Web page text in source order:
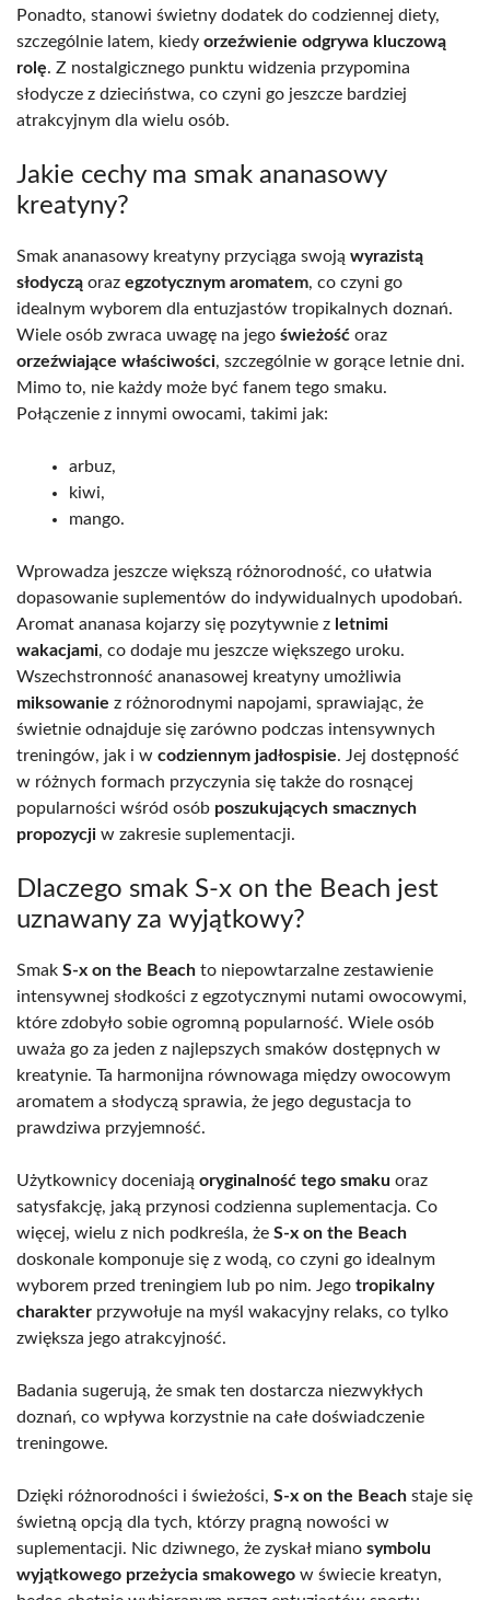
Ponadto, stanowi świetny dodatek do codziennej diety,
szczególnie latem, kiedy orzeźwienie odgrywa kluczową
rolę. Z nostalgicznego punktu widzenia przypomina
słodycze z dzieciństwa, co czyni go jeszcze bardziej
atrakcyjnym dla wielu osób.
Jakie cechy ma smak ananasowy
kreatyny?
Smak ananasowy kreatyny przyciąga swoją wyrazistą
słodyczą oraz egzotycznym aromatem, co czyni go
idealnym wyborem dla entuzjastów tropikalnych doznań.
Wiele osób zwraca uwagę na jego świeżość oraz
orzeźwiające właściwości, szczególnie w gorące letnie dni.
Mimo to, nie każdy może być fanem tego smaku.
Połączenie z innymi owocami, takimi jak:
arbuz,
kiwi,
mango.
Wprowadza jeszcze większą różnorodność, co ułatwia
dopasowanie suplementów do indywidualnych upodobań.
Aromat ananasa kojarzy się pozytywnie z letnimi
wakacjami, co dodaje mu jeszcze większego uroku.
Wszechstronność ananasowej kreatyny umożliwia
miksowanie z różnorodnymi napojami, sprawiając, że
świetnie odnajduje się zarówno podczas intensywnych
treningów, jak i w codziennym jadłospisie. Jej dostępność
w różnych formach przyczynia się także do rosnącej
popularności wśród osób poszukujących smacznych
propozycji w zakresie suplementacji.
Dlaczego smak S-x on the Beach jest
uznawany za wyjątkowy?
Smak S-x on the Beach to niepowtarzalne zestawienie
intensywnej słodkości z egzotycznymi nutami owocowymi,
które zdobyło sobie ogromną popularność. Wiele osób
uważa go za jeden z najlepszych smaków dostępnych w
kreatynie. Ta harmonijna równowaga między owocowym
aromatem a słodyczą sprawia, że jego degustacja to
prawdziwa przyjemność.
Użytkownicy doceniają oryginalność tego smaku oraz
satysfakcję, jaką przynosi codzienna suplementacja. Co
więcej, wielu z nich podkreśla, że S-x on the Beach
doskonale komponuje się z wodą, co czyni go idealnym
wyborem przed treningiem lub po nim. Jego tropikalny
charakter przywołuje na myśl wakacyjny relaks, co tylko
zwiększa jego atrakcyjność.
Badania sugerują, że smak ten dostarcza niezwykłych
doznań, co wpływa korzystnie na całe doświadczenie
treningowe.
Dzięki różnorodności i świeżości, S-x on the Beach staje się
świetną opcją dla tych, którzy pragną nowości w
suplementacji. Nic dziwnego, że zyskał miano symbolu
wyjątkowego przeżycia smakowego w świecie kreatyn,